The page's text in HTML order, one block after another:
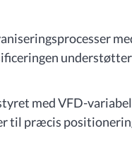
med VFD-variabel
til præcis